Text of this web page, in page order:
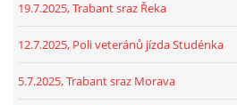
19.7.2025, Trabant sraz Řeka
12.7.2025, Poli veteránů jízda Studénka
5.7.2025, Trabant sraz Morava